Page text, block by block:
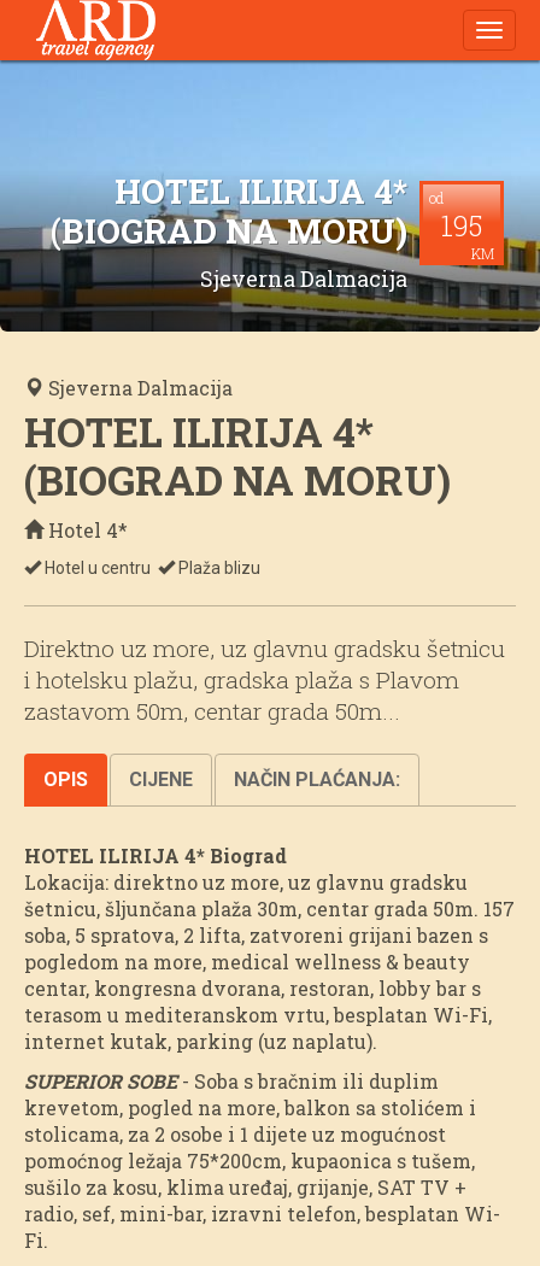
HOTEL ILIRIJA 4*
(BIOGRAD NA MORU)
Sjeverna Dalmacija
od
195
KM
Sjeverna Dalmacija
HOTEL ILIRIJA 4*
(BIOGRAD NA MORU)
Hotel 4*
Hotel u centru Plaža blizu
Direktno uz more, uz glavnu gradsku šetnicu
i hotelsku plažu, gradska plaža s Plavom
zastavom 50m, centar grada 50m...
OPIS CIJENE NAČIN PLAĆANJA:
HOTEL ILIRIJA 4* Biograd
Lokacija: direktno uz more, uz glavnu gradsku
šetnicu, šljunčana plaža 30m, centar grada 50m. 157
soba, 5 spratova, 2 lifta, zatvoreni grijani bazen s
pogledom na more, medical wellness & beauty
centar, kongresna dvorana, restoran, lobby bar s
terasom u mediteranskom vrtu, besplatan Wi-Fi,
internet kutak, parking (uz naplatu).
SUPERIOR SOBE- Soba s bračnim ili duplim
krevetom, pogled na more, balkon sa stolićem i
stolicama, za 2 osobe i 1 dijete uz mogućnost
pomoćnog ležaja 75*200cm, kupaonica s tušem,
sušilo za kosu, klima uređaj, grijanje, SAT TV +
radio, sef, mini-bar, izravni telefon, besplatan Wi-
Fi.